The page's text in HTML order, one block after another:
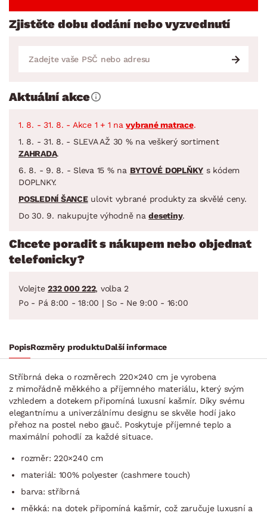
Zjistěte dobu dodání nebo vyzvednutí
Aktuální akce
1. 8. - 31. 8. - Akce 1 + 1 navybrané matrace.
1. 8. - 31. 8. - SLEVA AŽ 30 % na veškerý sortiment
ZAHRADA.
6. 8. - 9. 8. - Sleva 15 % na BYTOVÉ DOPLŇKY s kódem
DOPLNKY.
POSLEDNÍ ŠANCEulovit vybrané produkty za skvělé ceny.
Do 30. 9. nakupujte výhodně nadesetiny.
Chcete poradit s nákupem nebo objednat
telefonicky?
Volejte 232 000 222, volba 2
Po - Pá 8:00 - 18:00 | So - Ne 9:00 - 16:00
PopisRozměry produktuDalší informace
Stříbrná deka o rozměrech 220×240 cm je vyrobena
z mimořádně měkkého a příjemného materiálu, který svým
vzhledem a dotekem připomíná luxusní kašmír. Díky svému
elegantnímu a univerzálnímu designu se skvěle hodí jako
přehoz na postel nebo gauč. Poskytuje příjemné teplo a
maximální pohodlí za každé situace.
rozměr: 220×240 cm
materiál: 100% polyester (cashmere touch)
barva: stříbrná
měkká: na dotek připomíná kašmír, což zaručuje luxusní a